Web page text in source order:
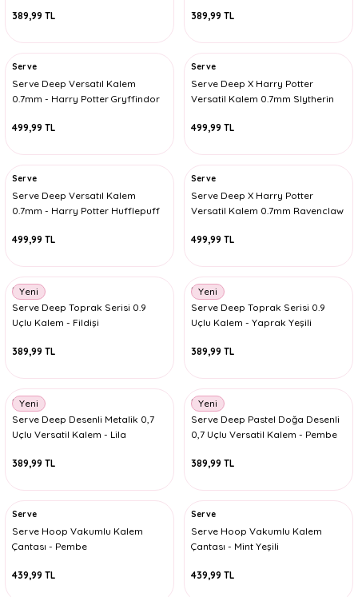
389,99 TL
389,99 TL
Serve
Serve Deep Versatıl Kalem
0.7mm - Harry Potter Gryffindor
499,99 TL
Serve
Serve Deep X Harry Potter
Versatil Kalem 0.7mm Slytherin
499,99 TL
Serve
Serve Deep Versatıl Kalem
0.7mm - Harry Potter Hufflepuff
499,99 TL
Serve
Serve Deep X Harry Potter
Versatil Kalem 0.7mm Ravenclaw
499,99 TL
Yeni
Serve
Serve Deep Toprak Serisi 0.9
Uçlu Kalem - Fildişi
389,99 TL
Yeni
Serve
Serve Deep Toprak Serisi 0.9
Uçlu Kalem - Yaprak Yeşili
389,99 TL
Yeni
Serve
Serve Deep Desenli Metalik 0,7
Uçlu Versatil Kalem - Lila
389,99 TL
Yeni
Serve
Serve Deep Pastel Doğa Desenli
0,7 Uçlu Versatil Kalem - Pembe
389,99 TL
Serve
Serve Hoop Vakumlu Kalem
Çantası - Pembe
439,99 TL
Serve
Serve Hoop Vakumlu Kalem
Çantası - Mint Yeşili
439,99 TL